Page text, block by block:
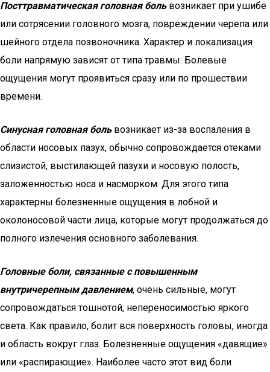
Посттравматическая головная больвозникает при ушибе
или сотрясении головного мозга, повреждении черепа или
шейного отдела позвоночника. Характер и локализация
боли напрямую зависят от типа травмы. Болевые
ощущения могут проявиться сразу или по прошествии
времени.
Синусная головная больвозникает из-за воспаления в
области носовых пазух, обычно сопровождается отеками
слизистой, выстилающей пазухи и носовую полость,
заложенностью носа и насморком. Для этого типа
характерны болезненные ощущения в лобной и
околоносовой части лица, которые могут продолжаться до
полного излечения основного заболевания.
Головные боли, связанные с повышенным
внутричерепным давлением, очень сильные, могут
сопровождаться тошнотой, непереносимостью яркого
света. Как правило, болит вся поверхность головы, иногда
и область вокруг глаз. Болезненные ощущения «давящие»
или «распирающие». Наиболее часто этот вид боли